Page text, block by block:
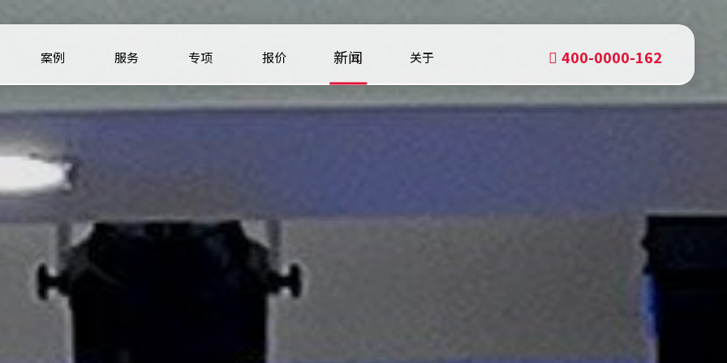
案例 服务 专项 报价 新闻 关于 400-0000-162